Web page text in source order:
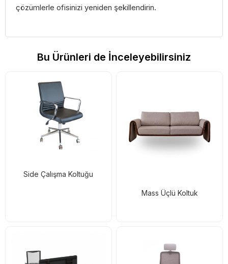
çözümlerle ofisinizi yeniden şekillendirin.
Bu Ürünleri de İnceleyebilirsiniz
Side Çalışma Koltuğu
Mass Üçlü Koltuk